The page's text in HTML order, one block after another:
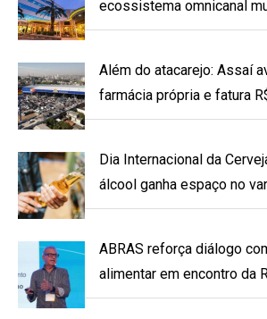
ecossistema omnicanal
Além do atacarejo: Assaí
farmácia própria e fatura
Dia Internacional da
álcool ganha espaço no
ABRAS reforça diálogo
alimentar em encontro da